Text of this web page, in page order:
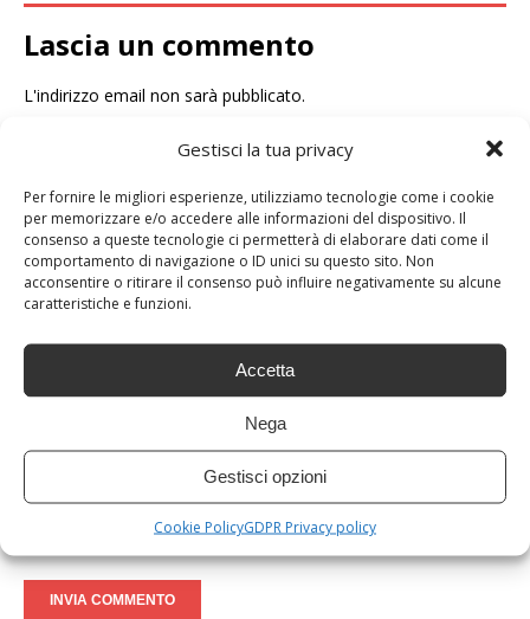
Gestisci la tua privacy
Per fornire le migliori esperienze, utilizziamo tecnologie come i cookie
per memorizzare e/o accedere alle informazioni del dispositivo. Il
consenso a queste tecnologie ci permetterà di elaborare dati come il
comportamento di navigazione o ID unici su questo sito. Non
acconsentire o ritirare il consenso può influire negativamente su alcune
caratteristiche e funzioni.
Accetta
Nega
Gestisci opzioni
Cookie PolicyGDPR Privacy policy
Lascia un commento
L'indirizzo email non sarà pubblicato.
Nome*
Salva il mio nome, email e sito web in questo browser per
la prossima volta che commento.